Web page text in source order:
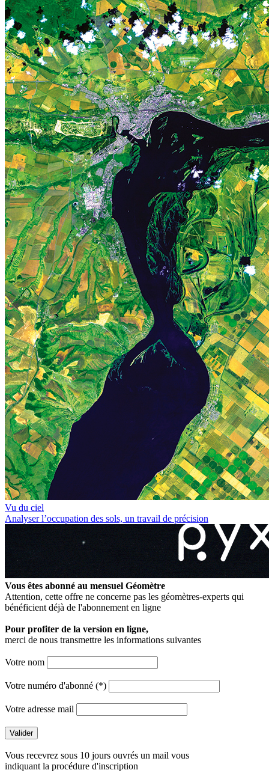
Vu du ciel
Analyser l’occupation des sols, un travail de précision
Vous êtes abonné au mensuel Géomètre
Attention, cette offre ne concerne pas les géomètres-experts qui
bénéficient déjà de l'abonnement en ligne
Pour profiter de la version en ligne,
merci de nous transmettre les informations suivantes
Votre nom
Votre numéro d'abonné (*)
Votre adresse mail
Vous recevrez sous 10 jours ouvrés un mail vous
indiquant la procédure d'inscription